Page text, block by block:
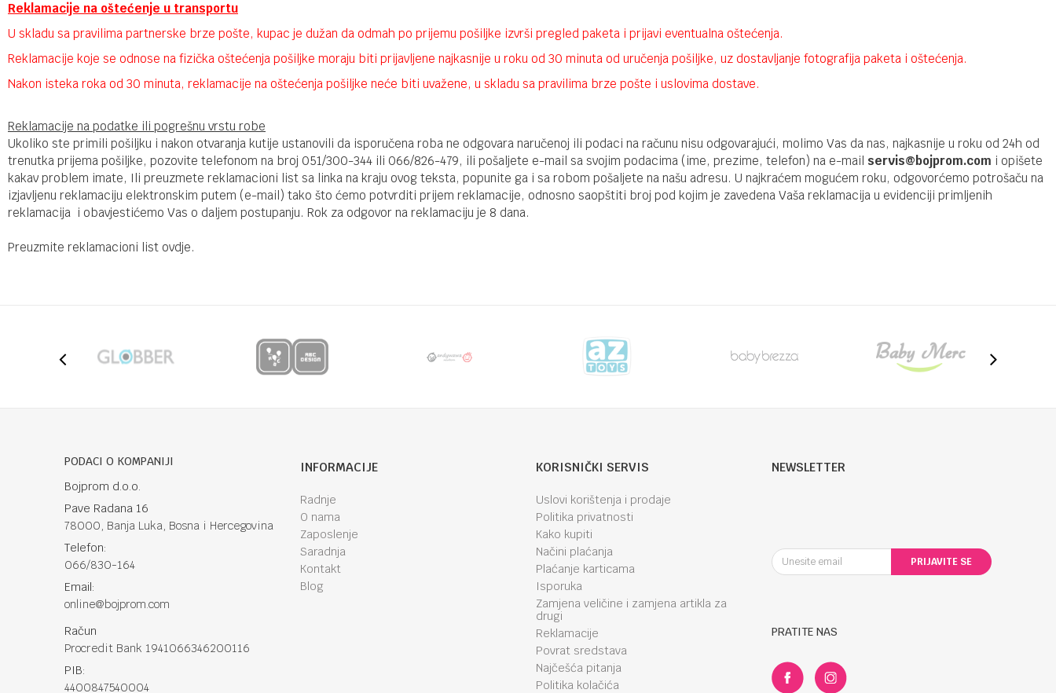
Reklamacije na oštećenje u transportu
U skladu sa pravilima partnerske brze pošte, kupac je dužan da odmah po prijemu pošiljke izvrši pregled paketa i prijavi eventualna oštećenja.
Reklamacije koje se odnose na fizička oštećenja pošiljke moraju biti prijavljene najkasnije u roku od 30 minuta od uručenja pošiljke, uz dostavljanje fotografija paketa i oštećenja.
Nakon isteka roka od 30 minuta, reklamacije na oštećenja pošiljke neće biti uvažene, u skladu sa pravilima brze pošte i uslovima dostave.
Reklamacije na podatke ili pogrešnu vrstu robe
Ukoliko ste primili pošiljku i nakon otvaranja kutije ustanovili da isporučena roba ne odgovara naručenoj ili podaci na računu nisu odgovarajući, molimo Vas da nas, najkasnije u roku od 24h od
trenutka prijema pošiljke, pozovite telefonom na broj 051/300-344 ili 066/826-479, ili pošaljete e-mail sa svojim podacima (ime, prezime, telefon) na e-mail servis@bojprom.com i opišete
kakav problem imate, Ili preuzmete reklamacioni list sa linka na kraju ovog teksta, popunite ga i sa robom pošaljete na našu adresu. U najkraćem mogućem roku, odgovorćemo potrošaču na
izjavljenu reklamaciju elektronskim putem (e-mail) tako što ćemo potvrditi prijem reklamacije, odnosno saopštiti broj pod kojim je zavedena Vaša reklamacija u evidenciji primljenih
reklamacija i obavjestićemo Vas o daljem postupanju. Rok za odgovor na reklamaciju je 8 dana.
Preuzmite reklamacioni list ovdje.
PODACI O KOMPANIJI
Bojprom d.o.o.
Pave Radana 16
78000, Banja Luka, Bosna i Hercegovina
Telefon:
066/830-164
Email:
online@bojprom.com
Račun
Procredit Bank 1941066346200116
PIB:
4400847540004
INFORMACIJE
Radnje
O nama
Zaposlenje
Saradnja
Kontakt
Blog
KORISNIČKI SERVIS
Uslovi korištenja i prodaje
Politika privatnosti
Kako kupiti
Načini plaćanja
Plaćanje karticama
Isporuka
Zamjena veličine i zamjena artikla za
drugi
Reklamacije
Povrat sredstava
Najčešća pitanja
Politika kolačića
NEWSLETTER
PRIJAVITE SE
PRATITE NAS